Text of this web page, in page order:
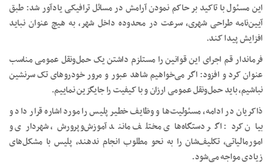
این مسئول با تاکید بر حاکم نمودن آرامش در مسائل ترافیکی یادآور شد: طبق
آیین‌نامه طراحی شهری، سرعت در محدوده داخل شهر، به هیچ عنوان نباید
افزایش پیدا کند.
فرماندار قم اجرای این قوانین را مستلزم داشتن یک حمل‌ونقل عمومی مناسب
عنوان کرد و افزود: اگر می‌خواهیم شاهد عبور و مرور خودروهای تک سرنشین
نباشیم، باید حمل‌ونقل عمومی ارزان و با کیفیت را جایگزین نماییم.
ذاکریان در ادامه، مسئولیت‌ها و وظایف خطیر پلیس را مورد اشاره قرار داد و
بیان کرد: اگر دستگاه‌های مختلف مانند آموزش‌وپرورش، شهرداری و
امورمالیاتی، تکلیف‌شان را به نحو مطلوب انجام ندهند، پلیس با مشکل‌های
زیادی مواجه می‌شود.